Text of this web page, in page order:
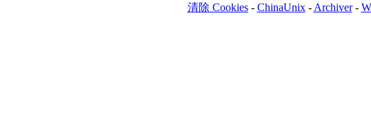
清除 Cookies- ChinaUnix- Archiver-